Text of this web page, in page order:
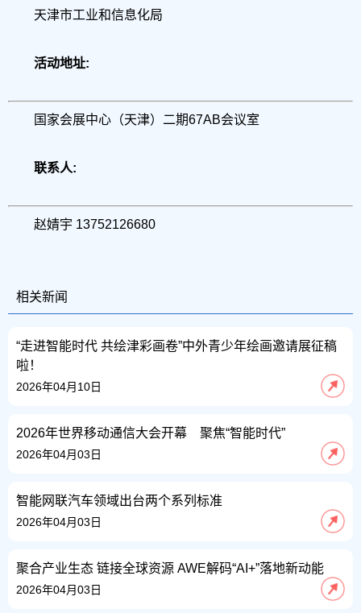
天津市工业和信息化局
活动地址:
国家会展中心（天津）二期67AB会议室
联系人:
赵婧宇 13752126680
相关新闻
“走进智能时代 共绘津彩画卷”中外青少年绘画邀请展征稿
啦！
2026年04月10日
2026年世界移动通信大会开幕 聚焦“智能时代”
2026年04月03日
智能网联汽车领域出台两个系列标准
2026年04月03日
聚合产业生态 链接全球资源 AWE解码“AI+”落地新动能
2026年04月03日